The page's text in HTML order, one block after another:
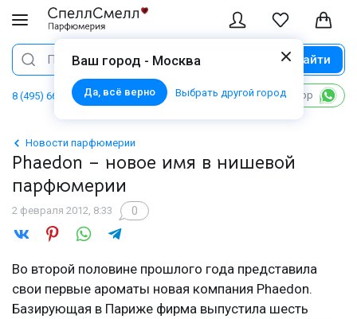
Ваш город - Москва
Да, всё верно Выбрать другой город
Поиск Найти
8 (495) 668 06 02 Написать в WhatsApp
Новости парфюмерии
Phaedon – новое имя в нишевой
парфюмерии
2 февраля 2012, 8:33 0
Во второй половине прошлого года представила
свои первые ароматы новая компания Phaedon.
Базирующая в Париже фирма выпустила шесть